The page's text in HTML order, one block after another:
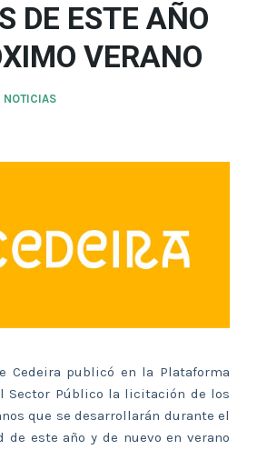
DE ESTE AÑO
VERANO
NOTICIAS
Cedeira publicó en la Plataforma
Sector Público la licitación de los
que se desarrollarán durante el
de este año y de nuevo en verano